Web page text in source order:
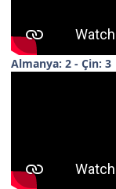
Almanya: 2 - Çin: 3